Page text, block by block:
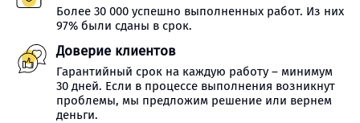
Более 30 000 успешно выполненных работ. Из них
97% были сданы в срок.
Доверие клиентов
Гарантийный срок на каждую работу – минимум
30 дней. Если в процессе выполнения возникнут
проблемы, мы предложим решение или вернем
деньги.